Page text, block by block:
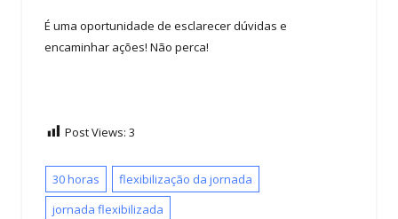
É uma oportunidade de esclarecer dúvidas e
encaminhar ações! Não perca!
Post Views: 3
30 horas
flexibilização da jornada
jornada flexibilizada